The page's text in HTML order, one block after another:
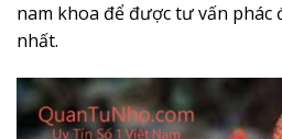
nam khoa để được tư vấn phác
nhất.